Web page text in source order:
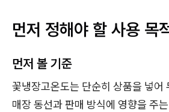
먼저 정해야 할 사용 목
먼저 볼 기준
꽃냉장고온도는 단순히 상품을 넣어
매장 동선과 판매 방식에 영향을 주